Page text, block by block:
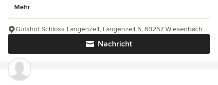
Mehr
Nachricht
Gutshof Schloss Langenzell, Langenzell 5, 69257 Wiesenbach